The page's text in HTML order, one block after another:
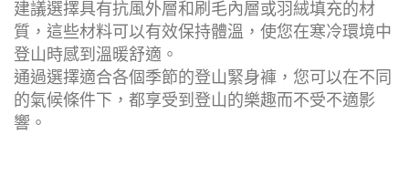
建議選擇具有抗風外層和刷毛內層或羽絨填充的材
質，這些材料可以有效保持體溫，使您在寒冷環境中
登山時感到溫暖舒適。
通過選擇適合各個季節的登山緊身褲，您可以在不同
的氣候條件下，都享受到登山的樂趣而不受不適影
響。